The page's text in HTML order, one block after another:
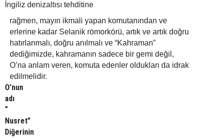
İngiliz denizaltısı tehditine
rağmen, mayın ikmali yapan komutanından ve
erlerine kadar Selanik römorkörü, artık ve artık doğru
hatırlanmalı, doğru anılmalı ve “Kahraman”
dediğimizde, kahramanın sadece bir gemi değil,
O’na anlam veren, komuta edenler oldukları da idrak
edilmelidir.
O’nun
adı
“
Nusret”
Diğerinin